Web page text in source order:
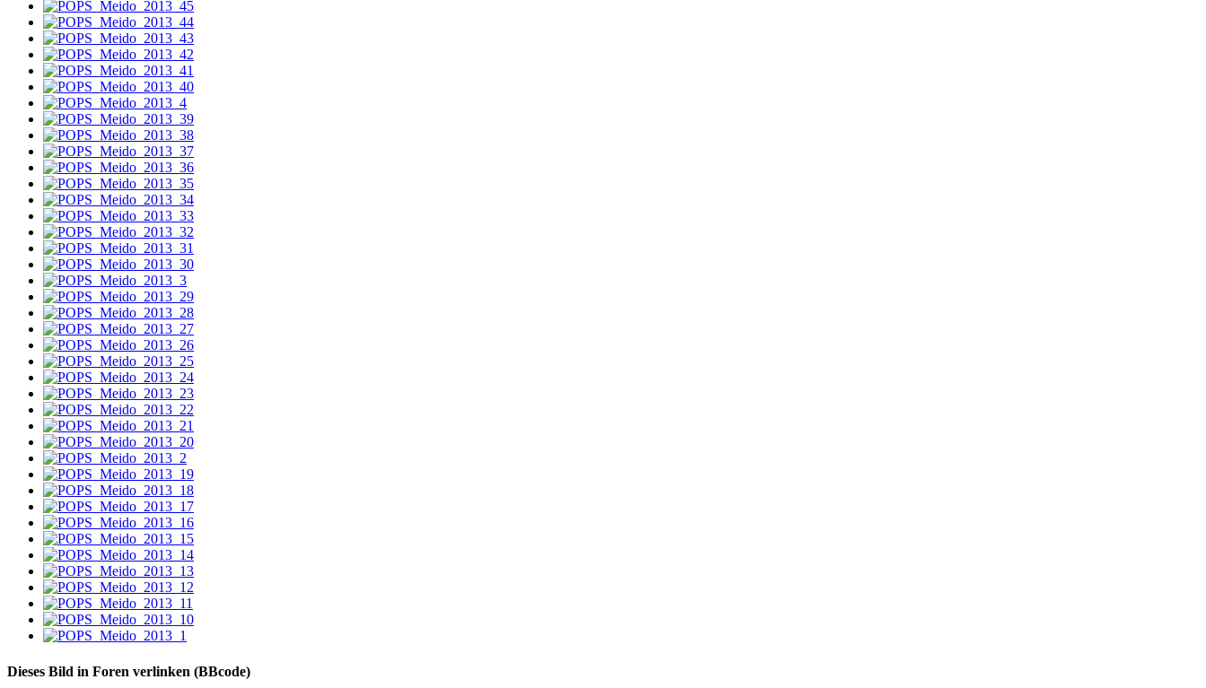
Dieses Bild in Foren verlinken (BBcode)